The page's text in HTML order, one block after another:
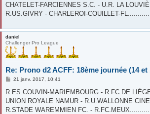
CHATELET-FARCIENNES S.C. - U.R. LA
R.US.GIVRY - CHARLEROI-COUILLET-
daniel
Challenger Pro League
Re: Prono d2 ACFF: 18ème journée (14 et
M
s
a
g
21 janv. 2017, 10:41
R.ES.COUVIN-MARIEMBOURG - R.FC.DE
UNION ROYALE NAMUR - R.U.WALLONNE
R.STADE WAREMMIEN FC. -